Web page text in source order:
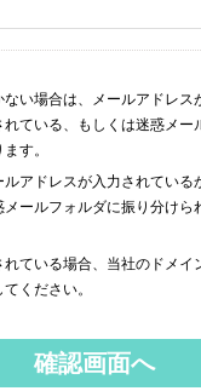
い場合は、メールアドレス
ている、もしくは迷惑メー
す。
アドレスが入力されている
ールフォルダに振り分けら
ている場合、当社のドメ
ください。